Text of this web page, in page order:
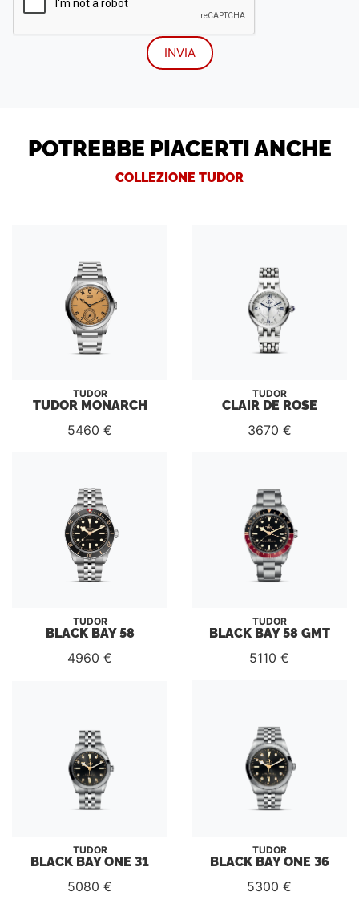
POTREBBE PIACERTI ANCHE
COLLEZIONE TUDOR
TUDOR
TUDOR MONARCH
5460 €
TUDOR
CLAIR DE ROSE
3670 €
TUDOR
BLACK BAY 58
4960 €
TUDOR
BLACK BAY 58 GMT
5110 €
TUDOR
BLACK BAY ONE 31
5080 €
TUDOR
BLACK BAY ONE 36
5300 €